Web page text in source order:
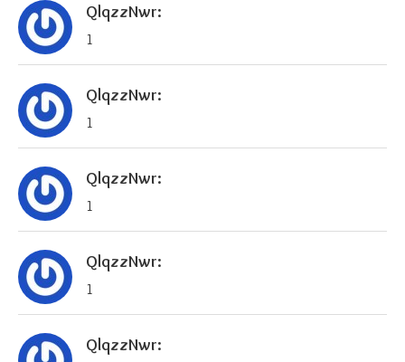
QlqzzNwr:
1
QlqzzNwr:
1
QlqzzNwr:
1
QlqzzNwr:
1
QlqzzNwr: